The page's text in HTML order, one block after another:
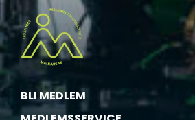
BLI MEDLEM